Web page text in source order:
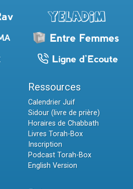
Ressources
Calendrier Juif
Sidour (livre de prière)
Horaires de Chabbath
Livres Torah-Box
Inscription
Podcast Torah-Box
English Version